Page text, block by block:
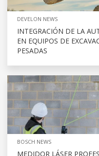
DEVELON NEWS
INTEGRACIÓN DE LA
EN EQUIPOS DE
PESADAS
BOSCH NEWS
MEDIDOR LÁSER